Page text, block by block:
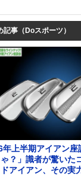
記事（Doスポーツ）
年上半期アイアン
？」識者が驚いた
アイアン、その実